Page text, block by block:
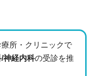
所・クリニックで
神経内科の受診を推